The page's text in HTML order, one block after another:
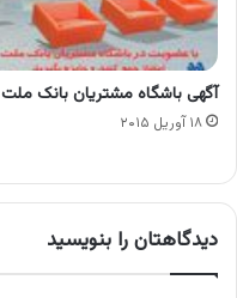
آگهی باشگاه مشتریان بانک ملت
۱۸ آوریل ۲۰۱۵
دیدگاهتان را بنویسید